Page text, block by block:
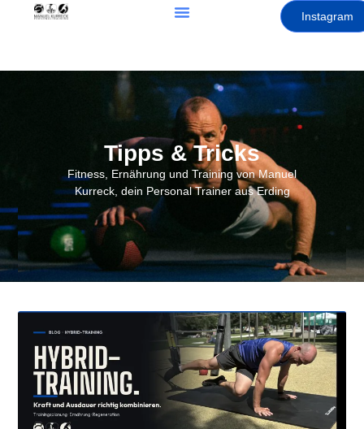
Instagram
Tipps & Tricks
Fitness, Ernährung und Training von Manuel
Kurreck, dein Personal Trainer aus Erding